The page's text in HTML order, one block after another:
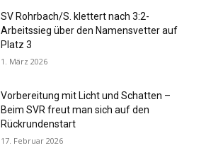
SV Rohrbach/S. klettert nach 3:2-
Arbeitssieg über den Namensvetter auf
Platz 3
1. März 2026
Vorbereitung mit Licht und Schatten –
Beim SVR freut man sich auf den
Rückrundenstart
17. Februar 2026